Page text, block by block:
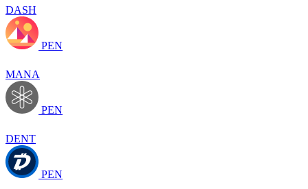
DASH
PEN
MANA
PEN
DENT
PEN